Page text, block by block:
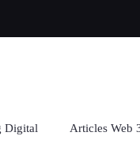
Digital Articles Web